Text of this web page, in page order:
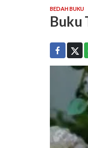
BEDAH BUKU
Buku